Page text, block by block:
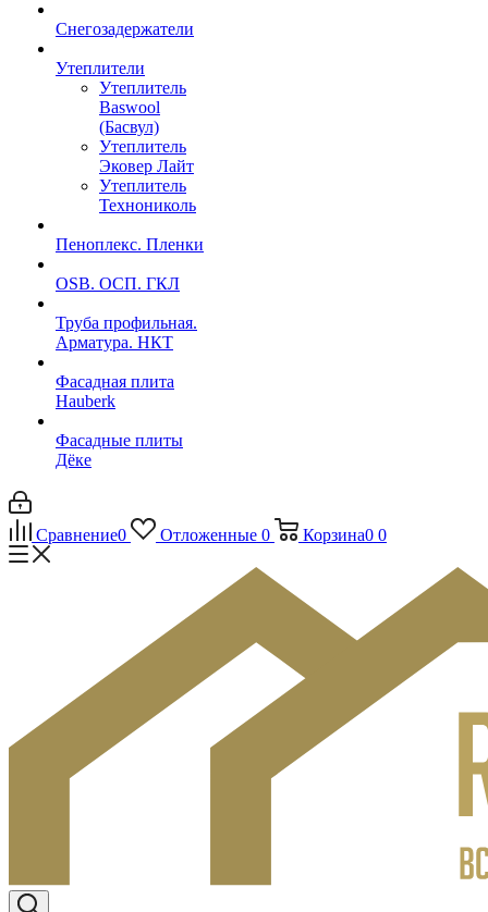
Снегозадержатели
Утеплители
Утеплитель
Baswool
(Басвул)
Утеплитель
Эковер Лайт
Утеплитель
Технониколь
Пеноплекс. Пленки
OSB. ОСП. ГКЛ
Труба профильная.
Арматура. НКТ
Фасадная плита
Hauberk
Фасадные плиты
Дёке
Сравнение0 Отложенные 0 Корзина0 0